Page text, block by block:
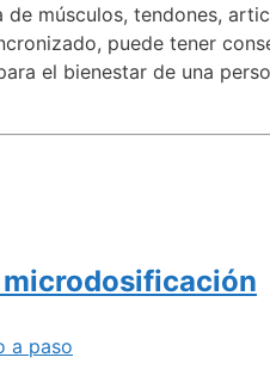
músculos, tendones,
puede tener
el bienestar de una
a paso